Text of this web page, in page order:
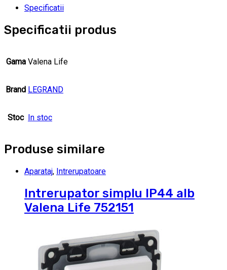
Specificatii
Specificatii produs
Gama Valena Life
Brand LEGRAND
Stoc In stoc
Produse similare
Aparataj, Intrerupatoare
Intrerupator simplu IP44 alb
Valena Life 752151